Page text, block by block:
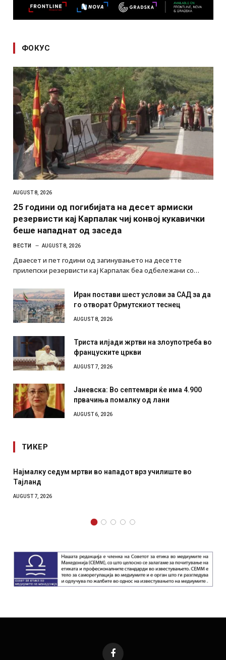
ФОКУС
AUGUST 8, 2026
25 години од погибијата на десет армиски
резервисти кај Карпалак чиј конвој кукавички
беше нападнат од заседа
ВЕСТИ AUGUST 8, 2026
Дваесет и пет години од загинувањето на десетте
прилепски резервисти кај Карпалак беа одбележани со…
Иран постави шест услови за САД за да
го отворат Ормутскиот теснец
AUGUST 8, 2026
Триста илјади жртви на злоупотреба во
француските цркви
AUGUST 7, 2026
Јаневска: Во септември ќе има 4.900
првачиња помалку од лани
AUGUST 6, 2026
ТИКЕР
мртви во нападот врз училиште во
СОЗИС:
Facebook